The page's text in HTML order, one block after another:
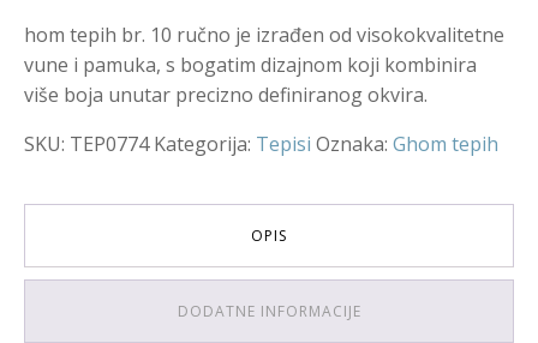
hom tepih br. 10 ručno je izrađen od visokokvalitetne
vune i pamuka, s bogatim dizajnom koji kombinira
više boja unutar precizno definiranog okvira.
SKU: TEP0774 Kategorija: Tepisi Oznaka: Ghom tepih
OPIS
DODATNE INFORMACIJE